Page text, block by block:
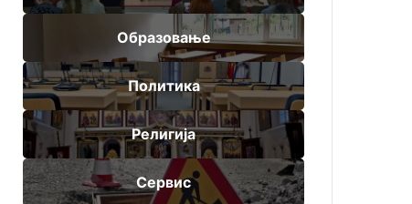
Образовање
Политика
Религија
Сервис